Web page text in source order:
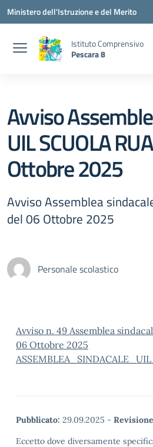
Vai ai contenuti
Vai al menu di navigazione
Vai al footer
Ministero dell'Istruzione e del Merito
Istituto Comprensivo
Pescara 8
Avviso
UIL SCUOLA
Ottobre 2025
Avviso Assemblea
del 06 Ottobre 2025
Personale scolastico
Avviso n. 49 Assemblea
06 Ottobre 2025
Pubblicato: 29.09.2025 -
Eccetto dove diversamente